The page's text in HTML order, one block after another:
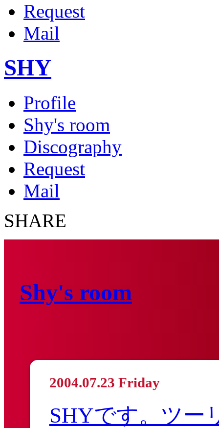
Request
Mail
SHY
Profile
Shy's room
Discography
Request
Mail
SHARE
Shy's room
2004.07.23 Friday
SHYです。ツー